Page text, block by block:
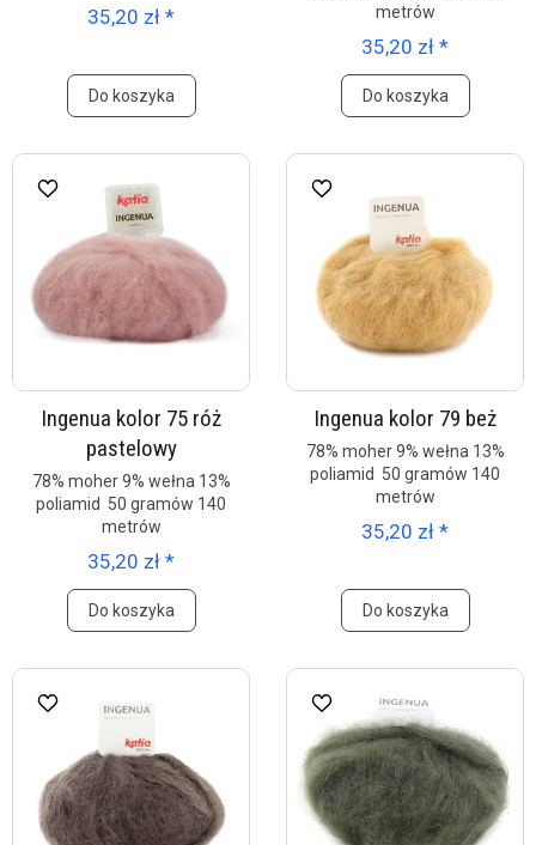
35,20 zł *
Do koszyka
metrów
35,20 zł *
Do koszyka
Ingenua kolor 75 róż
pastelowy
78% moher 9% wełna 13%
poliamid 50 gramów 140
metrów
35,20 zł *
Do koszyka
Ingenua kolor 79 beż
78% moher 9% wełna 13%
poliamid 50 gramów 140
metrów
35,20 zł *
Do koszyka